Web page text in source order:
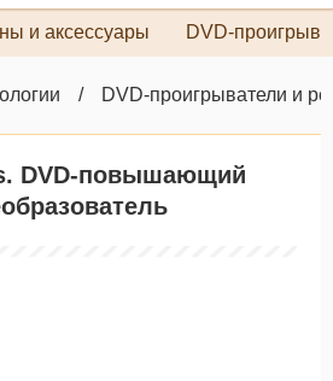
и аксессуары DVD-
DVD-проигрыватели и
DVD-повышающий